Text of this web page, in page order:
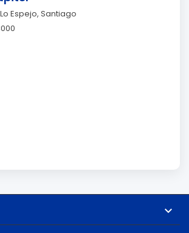
Espejo, Santiago
